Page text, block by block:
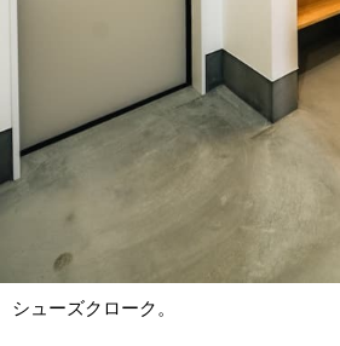
シューズクローク。